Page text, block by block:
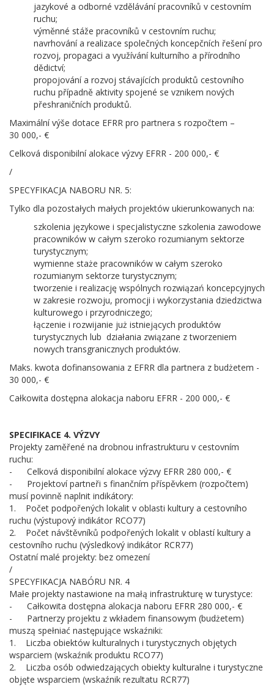
jazykové a odborné vzdělávání pracovníků v cestovním
ruchu;
výměnné stáže pracovníků v cestovním ruchu;
navrhování a realizace společných koncepčních řešení pro
rozvoj, propagaci a využívání kulturního a přírodního
dědictví;
propojování a rozvoj stávajících produktů cestovního
ruchu případně aktivity spojené se vznikem nových
přeshraničních produktů.
Maximální výše dotace EFRR pro partnera s rozpočtem –
30 000,- €
Celková disponibilní alokace výzvy EFRR - 200 000,- €
/
SPECYFIKACJA NABORU NR. 5:
Tylko dla pozostałych małych projektów ukierunkowanych na:
szkolenia językowe i specjalistyczne szkolenia zawodowe
pracowników w całym szeroko rozumianym sektorze
turystycznym;
wymienne staże pracowników w całym szeroko
rozumianym sektorze turystycznym;
tworzenie i realizację wspólnych rozwiązań koncepcyjnych
w zakresie rozwoju, promocji i wykorzystania dziedzictwa
kulturowego i przyrodniczego;
łączenie i rozwijanie już istniejących produktów
turystycznych lub działania związane z tworzeniem
nowych transgranicznych produktów.
Maks. kwota dofinansowania z EFRR dla partnera z budżetem -
30 000,- €
Całkowita dostępna alokacja naboru EFRR - 200 000,- €
SPECIFIKACE 4. VÝZVY
Projekty zaměřené na drobnou infrastrukturu v cestovním
ruchu:
- Celková disponibilní alokace výzvy EFRR 280 000,- €
- Projektoví partneři s finančním příspěvkem (rozpočtem)
musí povinně naplnit indikátory:
1. Počet podpořených lokalit v oblasti kultury a cestovního
ruchu (výstupový indikátor RCO77)
2. Počet návštěvníků podpořených lokalit v oblastí kultury a
cestovního ruchu (výsledkový indikátor RCR77)
Ostatní malé projekty: bez omezení
/
SPECYFIKACJA NABÓRU NR. 4
Małe projekty nastawione na małą infrastrukturę w turystyce:
- Całkowita dostępna alokacja naboru EFRR 280 000,- €
- Partnerzy projektu z wkładem finansowym (budżetem)
muszą spełniać następujące wskaźniki:
1. Liczba obiektów kulturalnych i turystycznych objętych
wsparciem (wskaźnik produktu RCO77)
2. Liczba osób odwiedzających obiekty kulturalne i turystyczne
objęte wsparciem (wskaźnik rezultatu RCR77)